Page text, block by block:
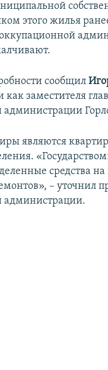
этого жилья
сообщил
как заместителя
администрации
являются
средства
– уточнил
администрации.